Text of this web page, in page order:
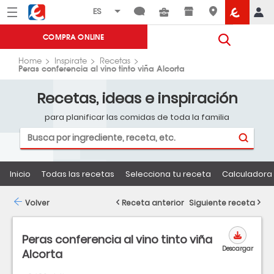
Menú Eroski
COMPRA ONLINE
Home Inspirate Recetas
Peras conferencia al vino tinto viña Alcorta
Recetas, ideas e inspiración
para planificar las comidas de toda la familia
Inicio Todas las recetas Selecciona tu receta
Peras conferencia al vino tinto viña
Alcorta
Descargar
Volver Receta anterior Siguiente receta